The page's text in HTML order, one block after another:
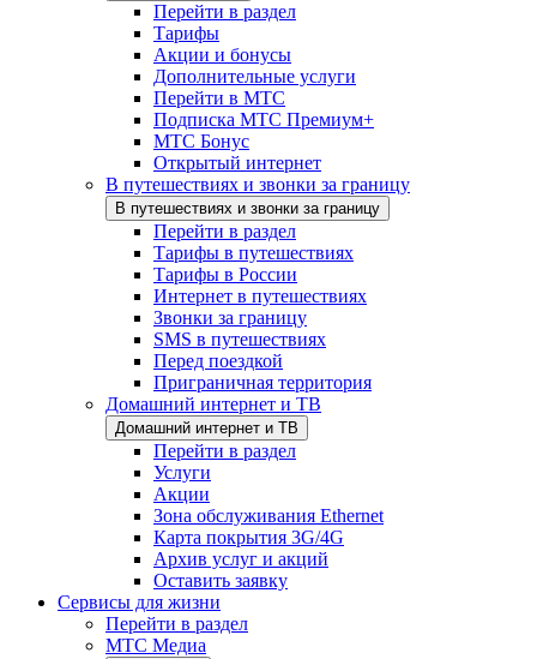
Перейти в раздел
Тарифы
Акции и бонусы
Дополнительные услуги
Перейти в МТС
Подписка МТС Премиум+
МТС Бонус
Открытый интернет
В путешествиях и звонки за границу
В путешествиях и звонки за границу
Перейти в раздел
Тарифы в путешествиях
Тарифы в России
Интернет в путешествиях
Звонки за границу
SMS в путешествиях
Перед поездкой
Приграничная территория
Домашний интернет и ТВ
Домашний интернет и ТВ
Перейти в раздел
Услуги
Акции
Зона обслуживания Ethernet
Карта покрытия 3G/4G
Архив услуг и акций
Оставить заявку
Сервисы для жизни
Перейти в раздел
МТС Медиа